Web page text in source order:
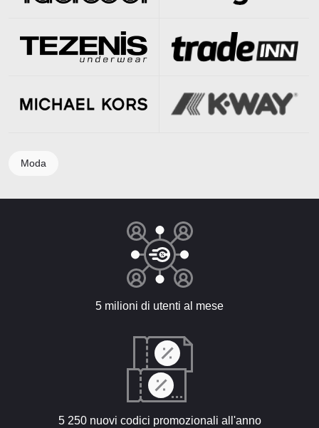
Moda
5 milioni di utenti al mese
5 250 nuovi codici promozionali all'anno